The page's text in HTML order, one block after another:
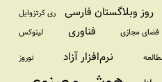
روز وبلاگستان فارسی ری کرتزوایل
فضای مجازی فناوری لینوکس
نرم‌افزار آزاد نوروز